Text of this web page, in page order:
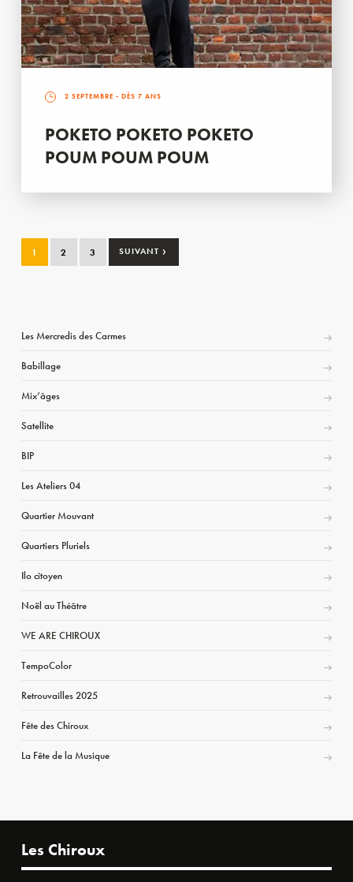
2 SEPTEMBRE - DÈS 7 ANS
POKETO POKETO POKETO
POUM POUM POUM
1 2 3 SUIVANT ›
Les Mercredis des Carmes
Babillage
Mix’âges
Satellite
BIP
Les Ateliers 04
Quartier Mouvant
Quartiers Pluriels
Ilo citoyen
Noël au Théâtre
WE ARE CHIROUX
TempoColor
Retrouvailles 2025
Fête des Chiroux
La Fête de la Musique
Les Chiroux